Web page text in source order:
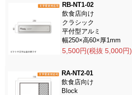
RB-NT1-02
飲食店向け
クラシック
平付型アルミ
幅250×高60×厚1mm
5,500円(税抜 5,000円)
RA-NT2-01
飲食店向け
Block